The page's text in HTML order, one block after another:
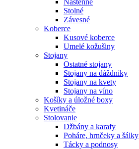
Nástenné
Stolné
Závesné
Koberce
Kusové koberce
Umelé kožušiny
Stojany
Ostatné stojany
Stojany na dáždniky
Stojany na kvety
Stojany na víno
Košíky a úložné boxy
Kvetináče
Stolovanie
Džbány a karafy
Poháre, hrnčeky a šálky
Tácky a podnosy